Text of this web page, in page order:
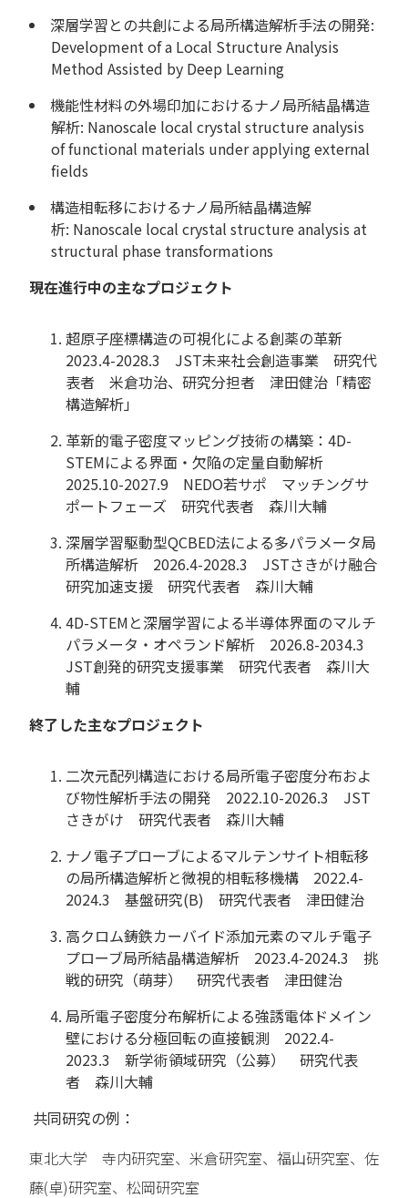
深層学習との共創による局所構造解析手法の開発:
Development of a Local Structure Analysis
Method Assisted by Deep Learning
機能性材料の外場印加におけるナノ局所結晶構造
解析: Nanoscale local crystal structure analysis
of functional materials under applying external
fields
構造相転移におけるナノ局所結晶構造解
析: Nanoscale local crystal structure analysis at
structural phase transformations
現在進行中の主なプロジェクト
超原子座標構造の可視化による創薬の革新
2023.4-2028.3 JST未来社会創造事業 研究代
表者 米倉功治、研究分担者 津田健治「精密
構造解析」
革新的電子密度マッピング技術の構築：4D-
STEMによる界面・欠陥の定量自動解析
2025.10-2027.9 NEDO若サポ マッチングサ
ポートフェーズ 研究代表者 森川大輔
深層学習駆動型QCBED法による多パラメータ局
所構造解析 2026.4-2028.3 JSTさきがけ融合
研究加速支援 研究代表者 森川大輔
4D-STEMと深層学習による半導体界面のマルチ
パラメータ・オペランド解析 2026.8-2034.3
JST創発的研究支援事業 研究代表者 森川大
輔
終了した主なプロジェクト
二次元配列構造における局所電子密度分布およ
び物性解析手法の開発 2022.10-2026.3 JST
さきがけ 研究代表者 森川大輔
ナノ電子プローブによるマルテンサイト相転移
の局所構造解析と微視的相転移機構 2022.4-
2024.3 基盤研究(B) 研究代表者 津田健治
高クロム鋳鉄カーバイド添加元素のマルチ電子
プローブ局所結晶構造解析 2023.4-2024.3 挑
戦的研究（萌芽） 研究代表者 津田健治
局所電子密度分布解析による強誘電体ドメイン
壁における分極回転の直接観測 2022.4-
2023.3 新学術領域研究（公募） 研究代表
者 森川大輔
共同研究の例：
東北大学 寺内研究室、米倉研究室、福山研究室、佐
藤(卓)研究室、松岡研究室